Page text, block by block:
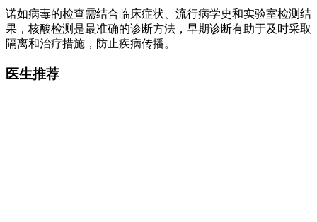
诺如病毒的检查需结合临床症状、流行病学史和实验室检测结
果，核酸检测是最准确的诊断方法，早期诊断有助于及时采取
隔离和治疗措施，防止疾病传播。
医生推荐